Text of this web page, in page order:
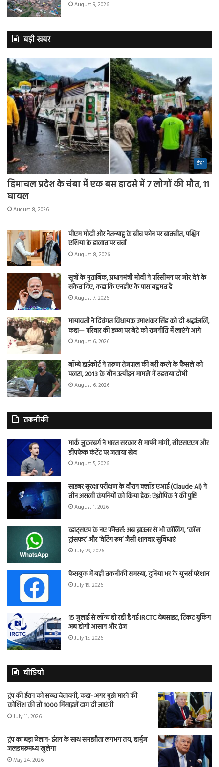
August 9, 2026
बड़ी खबर
देश
हिमाचल प्रदेश के चंबा में एक बस हादसे में 7 लोगों की मौत, 11
घायल
August 8, 2026
पीएम मोदी और नेतन्याहू के बीच फोन पर बातचीत, पश्चिम
एशिया के हालात पर चर्चा
August 8, 2026
सूत्रों के मुताबिक, प्रधानमंत्री मोदी ने परिसीमन पर जोर देने के
संकेत दिए, कहा कि एनडीए के पास बहुमत है
August 7, 2026
मायावती ने दिवंगत विधायक उमाशंकर सिंह को दी श्रद्धांजलि,
कहा— परिवार की इच्छा पर बेटे को राजनीति में लाएंगे आगे
August 6, 2026
बॉम्बे हाईकोर्ट ने तरुण तेजपाल की बरी करने के फैसले को
पलटा, 2013 के यौन उत्पीड़न मामले में ठहराया दोषी
August 6, 2026
तकनीकी
मार्क जुकरबर्ग ने भारत सरकार से माफी मांगी, सीएसएएम और
डीपफेक कंटेंट पर जताया खेद
August 5, 2026
साइबर सुरक्षा परीक्षण के दौरान क्लॉड एआई (Claude AI) ने
तीन असली कंपनियों को किया हैक: एंथ्रोपिक ने की पुष्टि
August 1, 2026
व्हाट्सएप के नए फीचर्स: अब ब्राउजर से भी कॉलिंग, ‘कॉल
ट्रांसफर’ और ‘वेटिंग रूम’ जैसी शानदार सुविधाएं
July 29, 2026
फेसबुक में बड़ी तकनीकी समस्या, दुनिया भर के यूजर्स परेशान
July 19, 2026
15 जुलाई से लॉन्च हो रही है नई IRCTC वेबसाइट, टिकट बुकिंग
अब होगी आसान और तेज
July 15, 2026
वीडियो
ट्रंप की ईरान को सख्त चेतावनी, कहा- अगर मुझे मारने की
कोशिश की तो 1000 मिसाइलें दाग दी जाएंगी
July 11, 2026
ट्रंप का बड़ा ऐलान- ईरान के साथ समझौता लगभग तय, हार्मुज
जलडमरूमध्य खुलेगा
May 24, 2026